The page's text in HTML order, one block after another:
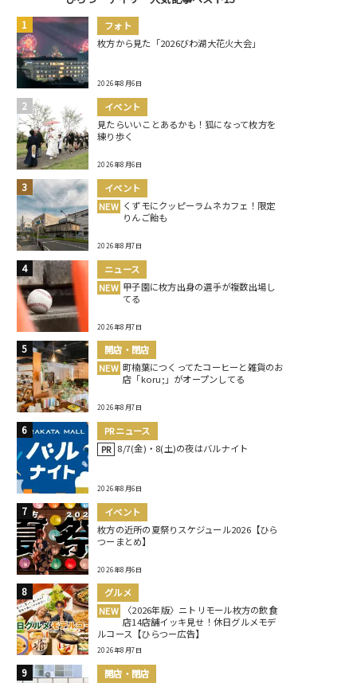
フォト
枚方から見た「2026びわ湖大花火大会」
2026年8月6日
イベント
見たらいいことあるかも！狐になって枚方を
練り歩く
2026年8月6日
イベント
NEW くずモにクッピーラムネカフェ！限定
りんご飴も
2026年8月7日
ニュース
NEW 甲子園に枚方出身の選手が複数出場し
てる
2026年8月7日
開店・閉店
NEW 町楠葉につくってたコーヒーと雑貨のお
店「koru;」がオープンしてる
2026年8月7日
PRニュース
PR 8/7(金)・8(土)の夜はバルナイト
2026年8月6日
イベント
枚方の近所の夏祭りスケジュール2026【ひら
つーまとめ】
2026年8月6日
グルメ
NEW
〈2026年版〉ニトリモール枚方の飲食
店14店舗イッキ見せ！休日グルメモデ
ルコース【ひらつー広告】
2026年8月7日
開店・閉店